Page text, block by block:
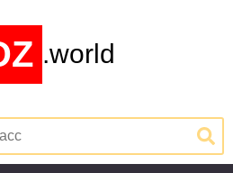
.world